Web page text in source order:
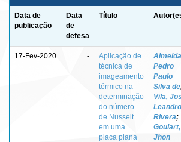
Data de
publicação
Data
de
defesa
Título
17-Fev-2020 -
Aplicação de
técnica de
imageamento
térmico na
determinação
do número
de Nusselt
em uma
placa plana
Pedro
Paulo
Silva de
Vila,
Leandro
Rivera;
Goulart,
Jhon